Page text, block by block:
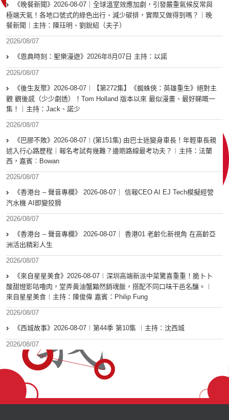
《晚餐新聞》2026-08-07｜全球溫室效應加劇，引發嚴重氣候反常與
極端天氣！各地口號式的綠色出行、減少碳排，實際又做得到嗎？｜晚
餐新聞｜主持：陳珏明、劉銳紹（夫子）
2026/08/07
《恩典時刻：聖樂漫遊》2026年8月07日 主持：以諾
2026/08/07
《後生友聚》2026-08-07︱【第272集】《蜘蛛俠：英雄重生》絕對主
觀 觀後感（少少劇透）！Tom Holland 版本以來 最似漫畫、最好睇嘅一
集！｜主持：Jack、諾少
2026/08/07
《巴膠不敗》2026-08-07︱(第151集) 由巴士迷變身車長！年輕車長親
述入行心路歷程｜報名考試有幾難？邊啲路線最考功夫？︱主持：法蘭
西，嘉賓︰Bowan
2026/08/07
《香港台 – 聲音專欄》 2026-08-07｜ 信報CEO AI EJ Tech模擬經營
汽水機 AI即變狡猾
2026/08/07
《香港台 – 聲音專欄》 2026-08-07｜ 香港01 老齡化新視角 在高齡亞
洲活出精彩人生
2026/08/07
《來自星星美食》2026-08-07︱深圳高端新派中菜驚喜重重！脆卜卜
酸甜燈影咕嚕肉，堂弄黃油蟹黯然銷魂飯，搭配不同口味干邑名釀。︱
來自星星美食︱主持：陳俊偉 嘉賓：Philip Fung
2026/08/07
《西城故事》2026-08-07︱第44季 第10集 ︱主持：沈西城
2026/08/07